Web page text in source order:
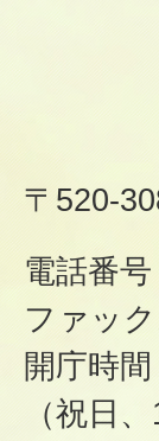
〒520-
電話番号
ファッ
開庁時
（祝日